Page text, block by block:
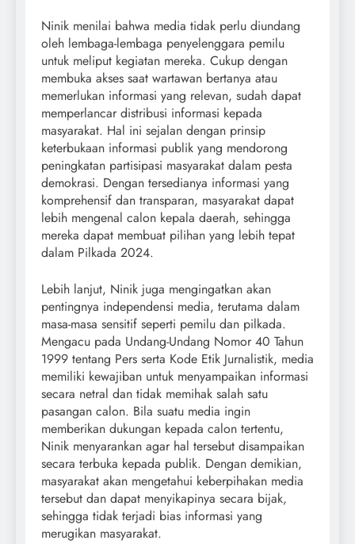
Ninik menilai bahwa media tidak perlu diundang
oleh lembaga-lembaga penyelenggara pemilu
untuk meliput kegiatan mereka. Cukup dengan
membuka akses saat wartawan bertanya atau
memerlukan informasi yang relevan, sudah dapat
memperlancar distribusi informasi kepada
masyarakat. Hal ini sejalan dengan prinsip
keterbukaan informasi publik yang mendorong
peningkatan partisipasi masyarakat dalam pesta
demokrasi. Dengan tersedianya informasi yang
komprehensif dan transparan, masyarakat dapat
lebih mengenal calon kepala daerah, sehingga
mereka dapat membuat pilihan yang lebih tepat
dalam Pilkada 2024.
Lebih lanjut, Ninik juga mengingatkan akan
pentingnya independensi media, terutama dalam
masa-masa sensitif seperti pemilu dan pilkada.
Mengacu pada Undang-Undang Nomor 40 Tahun
1999 tentang Pers serta Kode Etik Jurnalistik, media
memiliki kewajiban untuk menyampaikan informasi
secara netral dan tidak memihak salah satu
pasangan calon. Bila suatu media ingin
memberikan dukungan kepada calon tertentu,
Ninik menyarankan agar hal tersebut disampaikan
secara terbuka kepada publik. Dengan demikian,
masyarakat akan mengetahui keberpihakan media
tersebut dan dapat menyikapinya secara bijak,
sehingga tidak terjadi bias informasi yang
merugikan masyarakat.